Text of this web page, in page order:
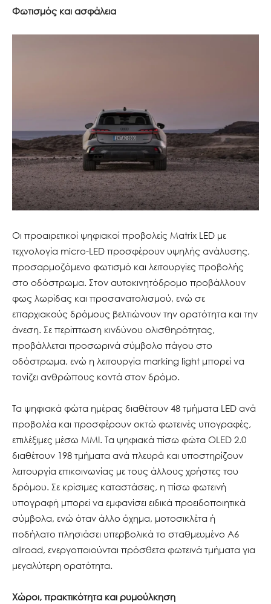
Φωτισμός και ασφάλεια
Οι προαιρετικοί ψηφιακοί προβολείς Matrix LED με
τεχνολογία micro-LED προσφέρουν υψηλής ανάλυσης,
προσαρμοζόμενο φωτισμό και λειτουργίες προβολής
στο οδόστρωμα. Στον αυτοκινητόδρομο προβάλλουν
φως λωρίδας και προσανατολισμού, ενώ σε
επαρχιακούς δρόμους βελτιώνουν την ορατότητα και την
άνεση. Σε περίπτωση κινδύνου ολισθηρότητας,
προβάλλεται προσωρινά σύμβολο πάγου στο
οδόστρωμα, ενώ η λειτουργία marking light μπορεί να
τονίζει ανθρώπους κοντά στον δρόμο.
Τα ψηφιακά φώτα ημέρας διαθέτουν 48 τμήματα LED ανά
προβολέα και προσφέρουν οκτώ φωτεινές υπογραφές,
επιλέξιμες μέσω MMI. Τα ψηφιακά πίσω φώτα OLED 2.0
διαθέτουν 198 τμήματα ανά πλευρά και υποστηρίζουν
λειτουργία επικοινωνίας με τους άλλους χρήστες του
δρόμου. Σε κρίσιμες καταστάσεις, η πίσω φωτεινή
υπογραφή μπορεί να εμφανίσει ειδικά προειδοποιητικά
σύμβολα, ενώ όταν άλλο όχημα, μοτοσικλέτα ή
ποδήλατο πλησιάσει υπερβολικά το σταθμευμένο A6
allroad, ενεργοποιούνται πρόσθετα φωτεινά τμήματα για
μεγαλύτερη ορατότητα.
Χώροι, πρακτικότητα και ρυμούλκηση